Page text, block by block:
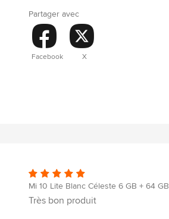
Partager avec
Facebook X
Mi 10 Lite Blanc Céleste 6 GB + 64 GB
Très bon produit